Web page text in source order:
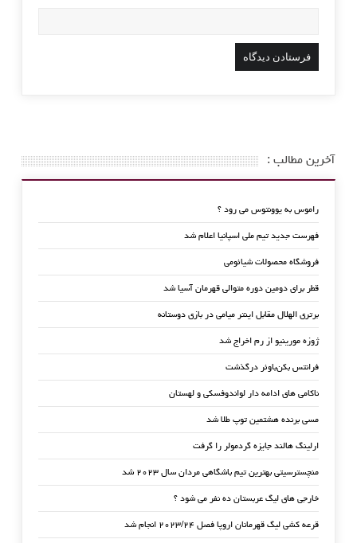
آخرین مطالب :
راموس به یوونتوس می رود ؟
فهرست جدید تیم ملی اسپانیا اعلام شد
فروشگاه محصولات شیائومی
قطر برای دومین دوره متوالی قهرمان آسیا شد
برتری الهلال مقابل اینتر میامی در بازی دوستانه
ژوزه مورینیو از رم اخراج شد
فرانتس بکن‌باوئر درگذشت
ناکامی های ادامه دار لواندوفسکی و لهستان
مسی برنده هشتمین توپ طلا شد
ارلینگ هالند جایزه گردمولر را گرفت
منچسترسیتی بهترین تیم باشگاهی مردان سال ۲۰۲۳ شد
خارجی های لیگ عربستان ده نفر می شود ؟
قرعه کشی لیگ قهرمانان اروپا فصل ۲۰۲۳/۲۴ انجام شد